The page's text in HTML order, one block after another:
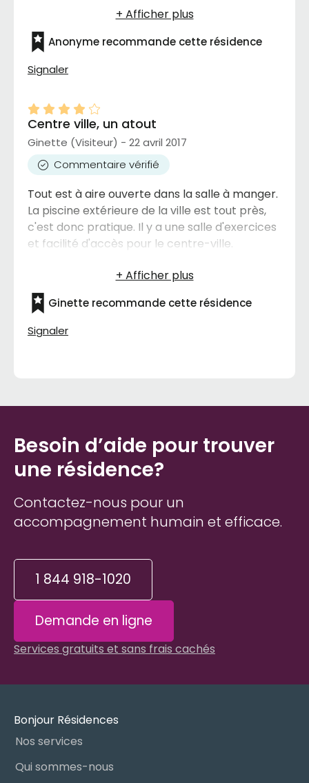
humain, chaleureux. On sent l'énergie des
vielles Soeurs ..... on se sent dans un hôtel !
Cour extérieur avec BBQ et plein de
commodité... une vraie belle place .
Anonyme recommande cette résidence
Signaler
Centre ville, un atout
Ginette (Visiteur) - 22 avril 2017
Commentaire vérifié
Tout est à aire ouverte dans la salle à manger.
La piscine extérieure de la ville est tout près,
c'est donc pratique. Il y a une salle d'exercices
et facilité d'accès pour le centre-ville.
Ginette recommande cette résidence
Signaler
Besoin d’aide pour trouver
une résidence?
Contactez-nous pour un
accompagnement humain et efficace.
1 844 918-1020
Demande en ligne
Services gratuits et sans frais cachés
Bonjour Résidences
Nos services
Qui sommes-nous